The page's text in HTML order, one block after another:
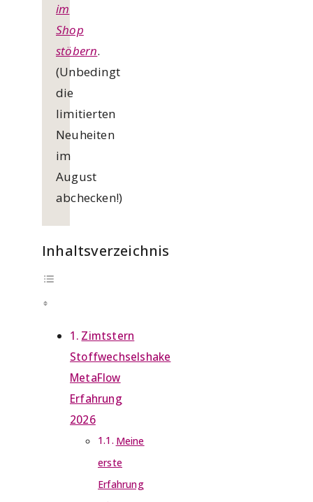
im
Shop
stöbern.
(Unbedingt
die
limitierten
Neuheiten
im
August
abchecken!)
Inhaltsverzeichnis
Zimtstern
Stoffwechselshake
MetaFlow
Erfahrung
2026
Meine
erste
Erfahrung